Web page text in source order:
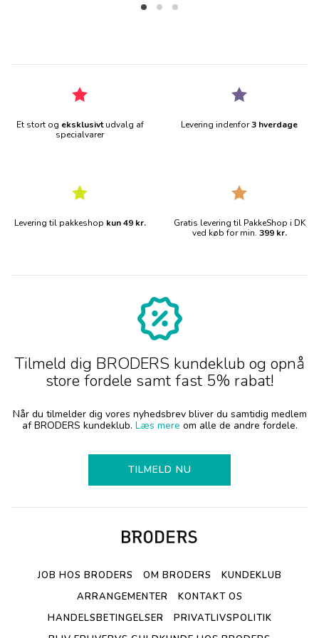
Et stort og eksklusivtudvalg af
specialvarer
Levering indenfor3 hverdage
Levering til pakkeshop kun 49 kr.
Gratis levering til PakkeShop i DK
ved køb for min. 399 kr.
Tilmeld dig BRODERS kundeklub og opnå
store fordele samt fast 5% rabat!
Når du tilmelder dig vores nyhedsbrev bliver du samtidig medlem
af BRODERS kundeklub. Læs mere om alle de andre fordele.
TILMELD NU
JOB HOS BRODERS OM BRODERS
KUNDEKLUB
ARRANGEMENTER
KONTAKT OS
HANDELSBETINGELSER
PRIVATLIVSPOLITIK